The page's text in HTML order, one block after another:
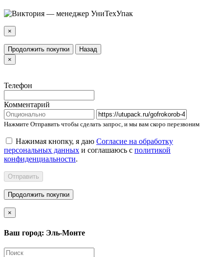
×
Продолжить покупки
Назад
×
Телефон
Комментарий
Нажмите Отправить чтобы сделать запрос, и мы вам скоро перезвоним
Нажимая кнопку, я даю Согласие на обработку
персональных данных и соглашаюсь с политикой
конфиденциальности.
Отправить
Продолжить покупки
×
Ваш город: Эль-Монте